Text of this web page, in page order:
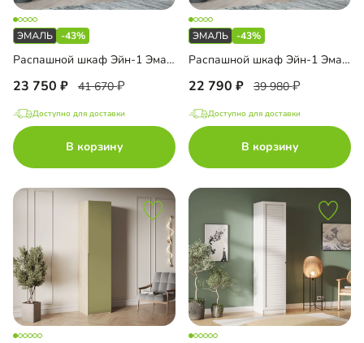
-43%
Распашной шкаф Эйн-1 Эмаль Декор 3
23 750 41 670
Доступно для доставки
В корзину
-43%
Распашной шкаф Эйн-1 Эмаль Декор 2
22 790 39 980
Доступно для доставки
В корзину